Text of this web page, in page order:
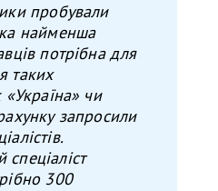
пробували
найменша
потрібна для
таких
«Україна» чи
запросили
300